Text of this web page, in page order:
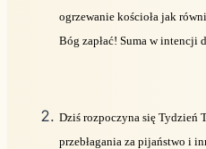
ogrzewanie kościoła jak
Bóg zapłać! Suma w intencji
Dziś rozpoczyna się Tydzień
przebłagania za pijaństwo i